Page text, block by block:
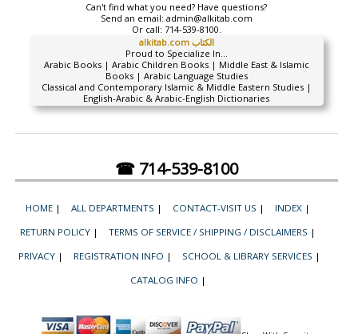
Can't find what you need? Have questions?
Send an email: admin@alkitab.com
Or call: 714-539-8100.
alkitab.com الكتاب
Proud to Specialize In...
Arabic Books | Arabic Children Books | Middle East & Islamic
Books | Arabic Language Studies
Classical and Contemporary Islamic & Middle Eastern Studies |
English-Arabic & Arabic-English Dictionaries
☎ 714-539-8100
HOME | ALL DEPARTMENTS | CONTACT-VISIT US | INDEX |
RETURN POLICY | TERMS OF SERVICE / SHIPPING / DISCLAIMERS |
PRIVACY | REGISTRATION INFO | SCHOOL & LIBRARY SERVICES |
CATALOG INFO |